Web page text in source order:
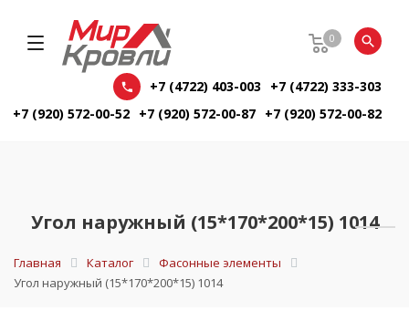
0
+7 (4722) 403-003
+7 (4722) 333-303
+7 (920) 572-00-52 +7 (920) 572-00-87 +7 (920) 572-00-82
Угол наружный (15*170*200*15) 1014
Главная Каталог
Фасонные элементы
Угол наружный (15*170*200*15) 1014